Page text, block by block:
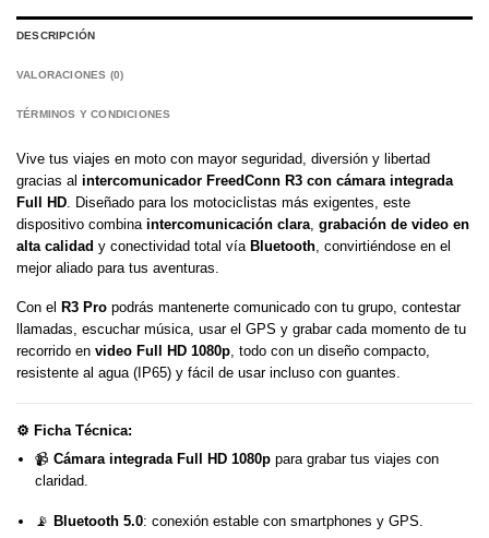
DESCRIPCIÓN
VALORACIONES (0)
TÉRMINOS Y CONDICIONES
Vive tus viajes en moto con mayor seguridad, diversión y libertad
gracias al intercomunicador FreedConn R3 con cámara integrada
Full HD . Diseñado para los motociclistas más exigentes, este
dispositivo combina intercomunicación clara grabación de video en
alta calidad y conectividad total vía Bluetooth , convirtiéndose en el
mejor aliado para tus aventuras.
Con el R3 Pro podrás mantenerte comunicado con tu grupo, contestar
llamadas, escuchar música, usar el GPS y grabar cada momento de tu
recorrido en video Full HD 1080p, todo con un diseño compacto,
resistente al agua (IP65) y fácil de usar incluso con guantes.
⚙️ Ficha Técnica:
📹 Cámara integrada Full HD 1080ppara grabar tus viajes con
claridad.
📡 Bluetooth 5.0: conexión estable con smartphones y GPS.